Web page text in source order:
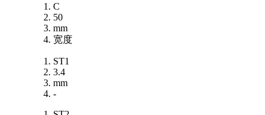
C
50
mm
宽度
ST1
3.4
mm
-